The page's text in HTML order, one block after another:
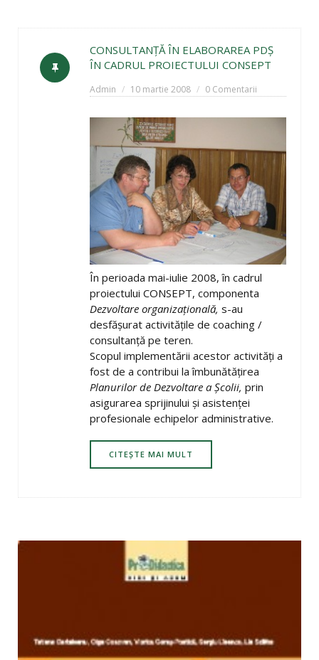
CONSULTANŢĂ ÎN ELABORAREA PDŞ
ÎN CADRUL PROIECTULUI CONSEPT
Admin 10 martie 2008 0 Comentarii
În perioada mai-iulie 2008, în cadrul
proiectului CONSEPT, componenta
Dezvoltare organizaţională, s-au
desfăşurat activităţile de coaching /
consultanţă pe teren.
Scopul implementării acestor activităţi a
fost de a contribui la îmbunătăţirea
Planurilor de Dezvoltare a Şcolii, prin
asigurarea sprijinului şi asistenţei
profesionale echipelor administrative.
CITEȘTE MAI MULT